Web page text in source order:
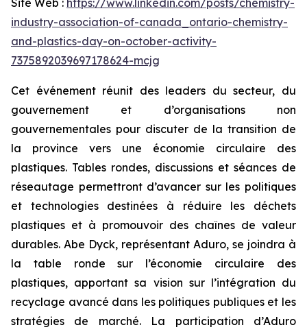
Site Web : https://www.linkedin.com/posts/chemistry-
industry-association-of-canada_ontario-chemistry-
and-plastics-day-on-october-activity-
7375892039697178624-mcjg
Cet événement réunit des leaders du secteur, du
gouvernement et d’organisations non
gouvernementales pour discuter de la transition de
la province vers une économie circulaire des
plastiques. Tables rondes, discussions et séances de
réseautage permettront d’avancer sur les politiques
et technologies destinées à réduire les déchets
plastiques et à promouvoir des chaînes de valeur
durables. Abe Dyck, représentant Aduro, se joindra à
la table ronde sur l’économie circulaire des
plastiques, apportant sa vision sur l’intégration du
recyclage avancé dans les politiques publiques et les
stratégies de marché. La participation d’Aduro